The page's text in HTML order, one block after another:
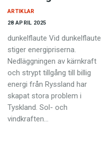
28 APRIL 2025
ARTIKLAR
dunkelflaute Vid dunkelflaute
stiger energipriserna.
Nedläggningen av kärnkraft
och strypt tillgång till billig
energi från Ryssland har
skapat stora problem i
Tyskland. Sol- och
vindkraften…